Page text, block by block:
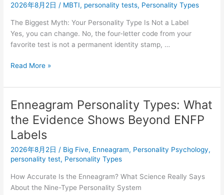
2026年8月2日 / MBTI, personality tests, Personality Types
The Biggest Myth: Your Personality Type Is Not a Label
Yes, you can change. No, the four-letter code from your
favorite test is not a permanent identity stamp, …
MBTI
vs.
How
Accurate
Are
Personality
Types
Really?
Read More »
Enneagram Personality Types: What
the Evidence Shows Beyond ENFP
Labels
2026年8月2日 / Big Five, Enneagram, Personality Psychology,
personality test, Personality Types
How Accurate Is the Enneagram? What Science Really Says
About the Nine-Type Personality System